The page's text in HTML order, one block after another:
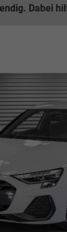
Dabei